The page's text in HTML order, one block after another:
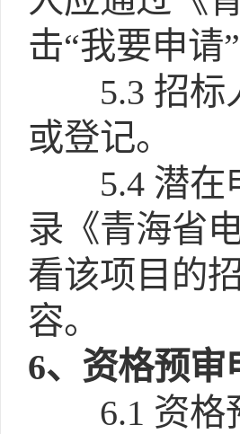
击“我要申请
5.3 招标
或登记。
5.4 潜在
录《青海省
看该项目的
容。
6、资格预审
6.1 资格